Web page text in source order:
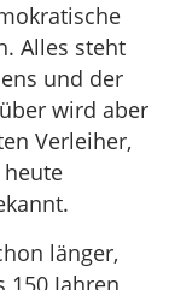
Alles steht
und der
wird aber
Verleiher,
länger,
Jahren